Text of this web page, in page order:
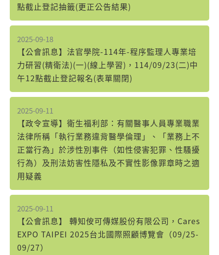
點截止登記抽籤(更正公告結果)
2025-09-18
【公會訊息】法官學院-114年-程序監理人專業培
力研習(精衛法)(一)(線上學習)，114/09/23(二)中
午12點截止登記報名(表單關閉)
2025-09-11
【政令宣導】衛生福利部：有關醫事人員專業職業
法律所稱「執行業務違背醫學倫理」、「業務上不
正當行為」於涉性別事件（如性侵害犯罪、性騷擾
行為）及刑法妨害性隱私及不實性影像罪章時之適
用疑義
2025-09-11
【公會訊息】 轉知侒可傳媒股份有限公司，Cares
EXPO TAIPEI 2025台北國際照顧博覽會（09/25-
09/27）